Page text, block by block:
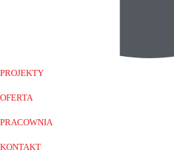
PROJEKTY
OFERTA
PRACOWNIA
KONTAKT